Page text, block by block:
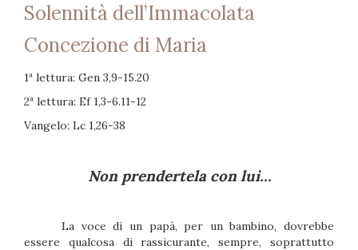
Solennità dell’Immacolata
Concezione di Maria
1ª lettura: Gen 3,9-15.20
2ª lettura: Ef 1,3-6.11-12
Vangelo: Lc 1,26-38
Non prendertela con lui…
La voce di un papà, per un bambino, dovrebbe
essere qualcosa di rassicurante, sempre, soprattutto